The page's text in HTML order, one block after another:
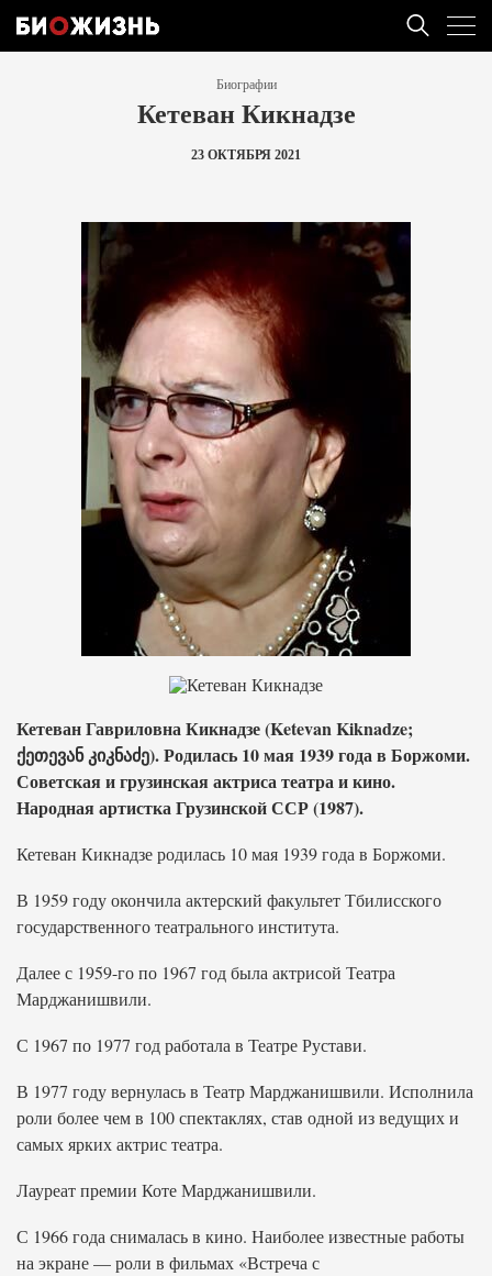
Биографии
Кетеван Кикнадзе
23 ОКТЯБРЯ 2021
Кетеван Гавриловна Кикнадзе (Ketevan Kiknadze;
ქეთევან კიკნაძე). Родилась 10 мая 1939 года в Боржоми.
Советская и грузинская актриса театра и кино.
Народная артистка Грузинской ССР (1987).
Кетеван Кикнадзе родилась 10 мая 1939 года в Боржоми.
В 1959 году окончила актерский факультет Тбилисского
государственного театрального института.
Далее с 1959-го по 1967 год была актрисой Театра
Марджанишвили.
С 1967 по 1977 год работала в Театре Рустави.
В 1977 году вернулась в Театр Марджанишвили. Исполнила
роли более чем в 100 спектаклях, став одной из ведущих и
самых ярких актрис театра.
Лауреат премии Коте Марджанишвили.
С 1966 года снималась в кино. Наиболее известные работы
на экране — роли в фильмах «Встреча с